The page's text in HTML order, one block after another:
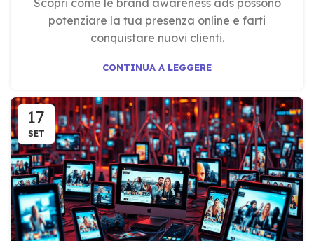
Scopri come le brand awareness ads possono
potenziare la tua presenza online e farti
conquistare nuovi clienti.
CONTINUA A LEGGERE
17
SET